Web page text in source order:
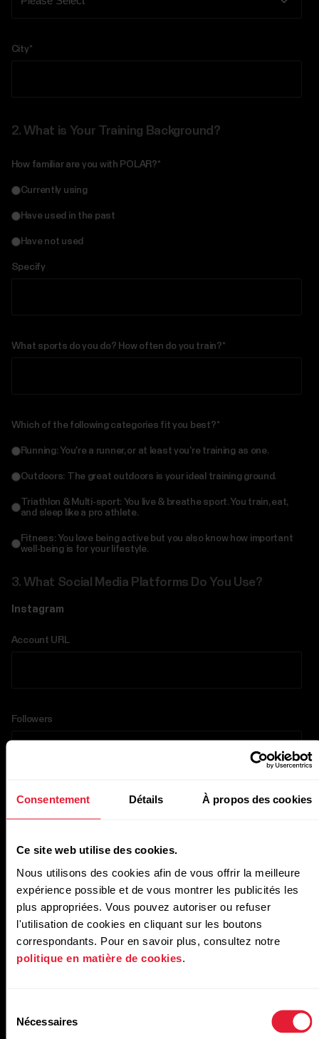
Consentement Détails À propos des cookies
Ce site web utilise des cookies.
Nous utilisons des cookies afin de vous offrir la meilleure
expérience possible et de vous montrer les publicités les
plus appropriées. Vous pouvez autoriser ou refuser
l'utilisation de cookies en cliquant sur les boutons
correspondants. Pour en savoir plus, consultez notre
politique en matière de cookies
Nécessaires
City*
2. What is Your Training Background?
How familiar are you with POLAR?*
Currently using
Have used in the past
Have not used
Specify
What sports do you do? How often do you train?*
Which of the following categories fit you best?*
Running: You're a runner, or at least you're training as one.
Outdoors: The great outdoors is your ideal training ground.
Triathlon & Multi-sport: You live & breathe sport. You train, eat,
and sleep like a pro athlete.
Fitness: You love being active but you also know how important
well-being is for your lifestyle.
3. What Social Media Platforms Do You Use?
Instagram
Account URL
Followers
Account URL
Followers